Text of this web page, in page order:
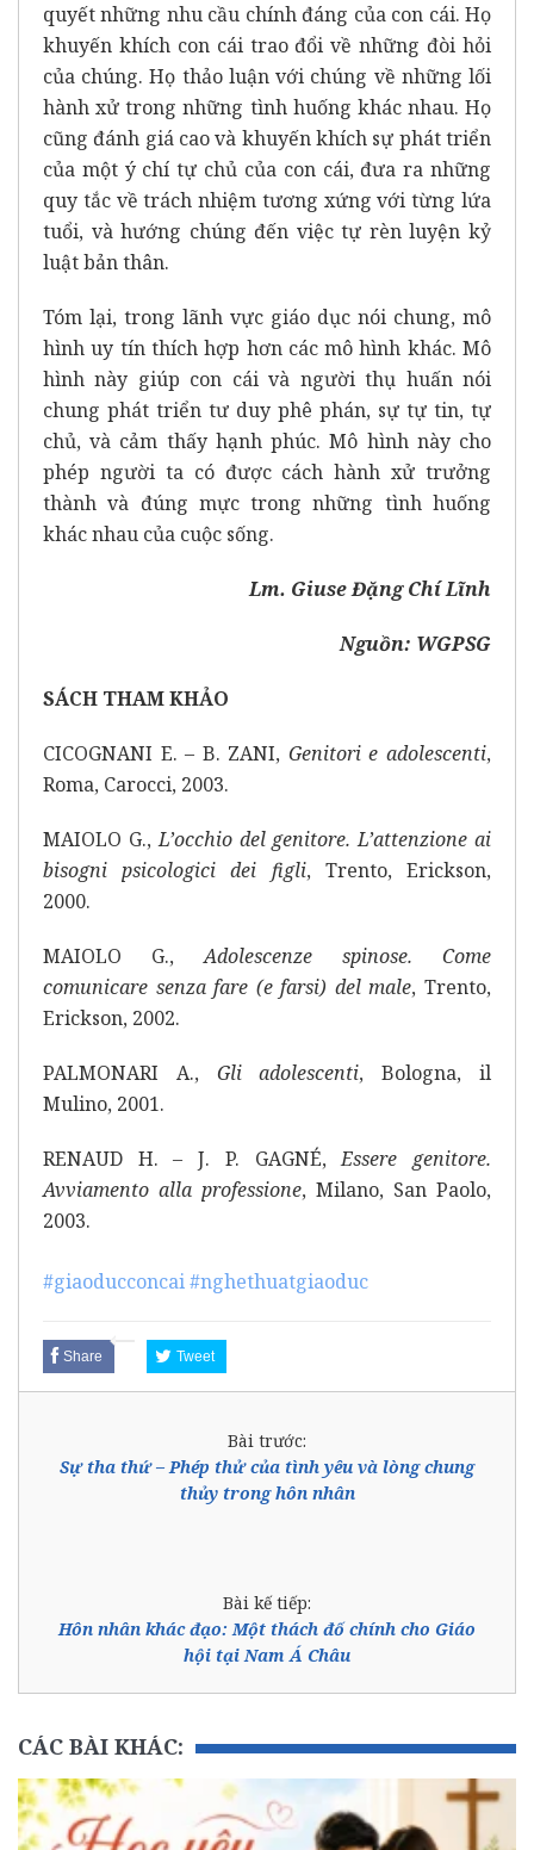
quyết những nhu cầu chính đáng của con cái. Họ
khuyến khích con cái trao đổi về những đòi hỏi
của chúng. Họ thảo luận với chúng về những lối
hành xử trong những tình huống khác nhau. Họ
cũng đánh giá cao và khuyến khích sự phát triển
của một ý chí tự chủ của con cái, đưa ra những
quy tắc về trách nhiệm tương xứng với từng lứa
tuổi, và hướng chúng đến việc tự rèn luyện kỷ
luật bản thân.
Tóm lại, trong lãnh vực giáo dục nói chung, mô
hình uy tín thích hợp hơn các mô hình khác. Mô
hình này giúp con cái và người thụ huấn nói
chung phát triển tư duy phê phán, sự tự tin, tự
chủ, và cảm thấy hạnh phúc. Mô hình này cho
phép người ta có được cách hành xử trưởng
thành và đúng mực trong những tình huống
khác nhau của cuộc sống.
Lm. Giuse Đặng Chí Lĩnh
Nguồn: WGPSG
SÁCH THAM KHẢO
CICOGNANI E. – B. ZANI, Genitori e adolescenti,
Roma, Carocci, 2003.
MAIOLO G.,L’occhio del genitore. L’attenzione ai
bisogni psicologici dei figli, Trento, Erickson,
2000.
MAIOLO G.,Adolescenze spinose. Come
comunicare senza fare (e farsi) del male, Trento,
Erickson, 2002.
PALMONARI A., Gli adolescenti, Bologna, il
Mulino, 2001.
RENAUD H. – J. P. GAGNÉ,Essere genitore.
Avviamento alla professione, Milano, San Paolo,
2003.
#giaoducconcai#nghethuatgiaoduc
Share Tweet
Bài trước:
Sự tha thứ – Phép thử của tình yêu và lòng chung
thủy trong hôn nhân
Bài kế tiếp:
Hôn nhân khác đạo: Một thách đố chính cho Giáo
hội tại Nam Á Châu
CÁC BÀI KHÁC: